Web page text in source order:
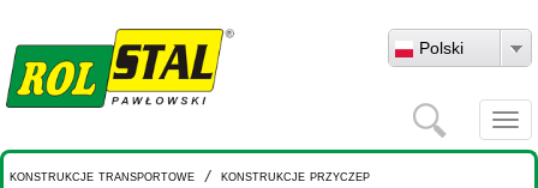
Polski
Szukaj
konstrukcje transportowe / konstrukcje przyczep